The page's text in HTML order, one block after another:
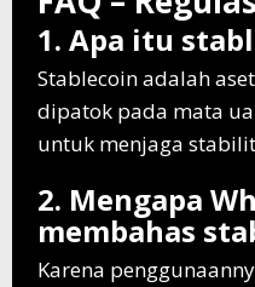
1. Apa itu
Stablecoin adalah
dipatok pada mata
untuk menjaga
2. Mengapa
membahas
Karena